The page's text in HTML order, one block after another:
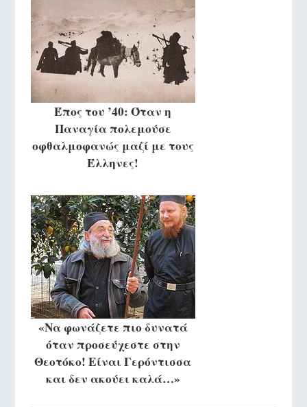
Έπος του ’40: Όταν η
Παναγία πολεμούσε
οφθαλμοφανώς μαζί με τους
Έλληνες!
«Να φωνάζετε πιο δυνατά
όταν προσεύχεστε στην
Θεοτόκο! Είναι Γερόντισσα
και δεν ακούει καλά…»